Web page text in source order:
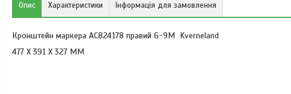
Опис Характеристики Інформація для замовлення
Кронштейн маркера AC824178 правий 6-9M Kverneland
477 X 391 X 327 MM